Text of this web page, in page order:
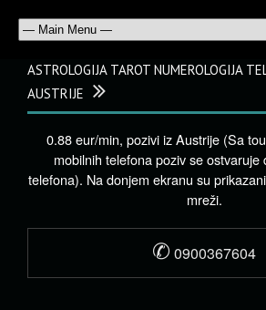
ASTROLOGIJA TAROT NUMEROLOGIJA
AUSTRIJE
0.88 eur/min, pozivi iz Austrije (Sa
mobilnih telefona poziv se ostvaruje
telefona). Na donjem ekranu su
mreži.
✆ 0900367604